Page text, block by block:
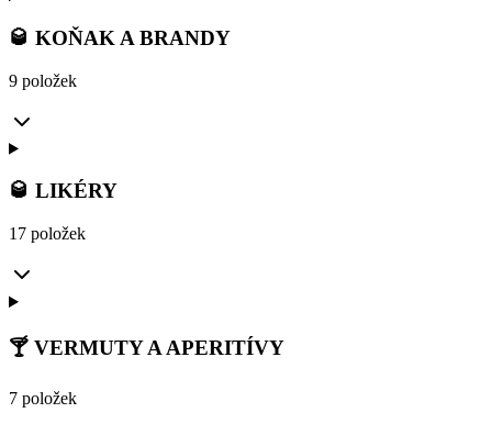
🥃 KOŇAK A BRANDY
9 položek
🥃 LIKÉRY
17 položek
🍸 VERMUTY A APERITÍVY
7 položek